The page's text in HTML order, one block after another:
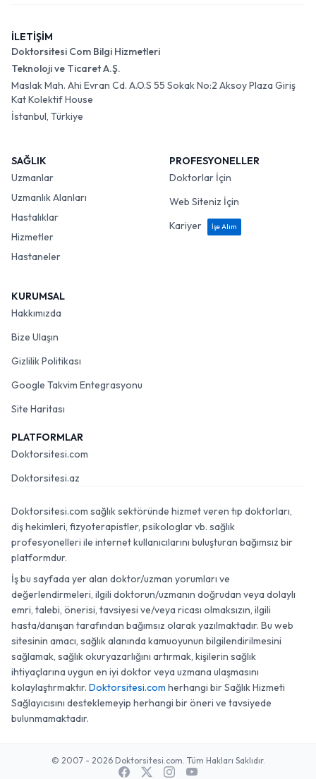
İLETİŞİM
Doktorsitesi Com Bilgi Hizmetleri
Teknoloji ve Ticaret A.Ş.
Maslak Mah. Ahi Evran Cd. A.O.S 55 Sokak No:2 Aksoy Plaza Giriş
Kat Kolektif House
İstanbul, Türkiye
SAĞLIK
Uzmanlar
Uzmanlık Alanları
Hastalıklar
Hizmetler
Hastaneler
PROFESYONELLER
Doktorlar İçin
Web Siteniz İçin
Kariyer
İşe Alım
KURUMSAL
Hakkımızda
Bize Ulaşın
Gizlilik Politikası
Google Takvim Entegrasyonu
Site Haritası
PLATFORMLAR
Doktorsitesi.com
Doktorsitesi.az
Doktorsitesi.com sağlık sektöründe hizmet veren tıp doktorları,
diş hekimleri, fizyoterapistler, psikologlar vb. sağlık
profesyonelleri ile internet kullanıcılarını buluşturan bağımsız bir
platformdur.
İş bu sayfada yer alan doktor/uzman yorumları ve
değerlendirmeleri, ilgili doktorun/uzmanın doğrudan veya dolaylı
emri, talebi, önerisi, tavsiyesi ve/veya ricası olmaksızın, ilgili
hasta/danışan tarafından bağımsız olarak yazılmaktadır. Bu web
sitesinin amacı, sağlık alanında kamuoyunun bilgilendirilmesini
sağlamak, sağlık okuryazarlığını artırmak, kişilerin sağlık
ihtiyaçlarına uygun en iyi doktor veya uzmana ulaşmasını
kolaylaştırmaktır. Doktorsitesi.com herhangi bir Sağlık Hizmeti
Sağlayıcısını desteklemeyip herhangi bir öneri ve tavsiyede
bulunmamaktadır.
© 2007 - 2026 Doktorsitesi.com. Tüm Hakları Saklıdır.